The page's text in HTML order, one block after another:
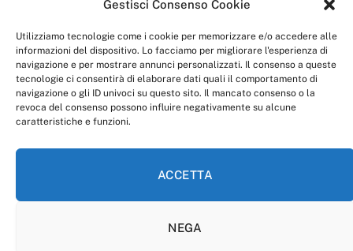
Gestisci Consenso Cookie
Utilizziamo tecnologie come i cookie per memorizzare e/o accedere alle
informazioni del dispositivo. Lo facciamo per migliorare l'esperienza di
navigazione e per mostrare annunci personalizzati. Il consenso a queste
tecnologie ci consentirà di elaborare dati quali il comportamento di
navigazione o gli ID univoci su questo sito. Il mancato consenso o la
revoca del consenso possono influire negativamente su alcune
caratteristiche e funzioni.
ACCETTA
NEGA
“Anagnia” è un marchio registrato presso l’Ufficio Italiano
Economico,
num. registrazione: 302017000014044 del 9 febbraio 2017.
Per contatti:redazione@anagnia.com
COOKIE POLICY